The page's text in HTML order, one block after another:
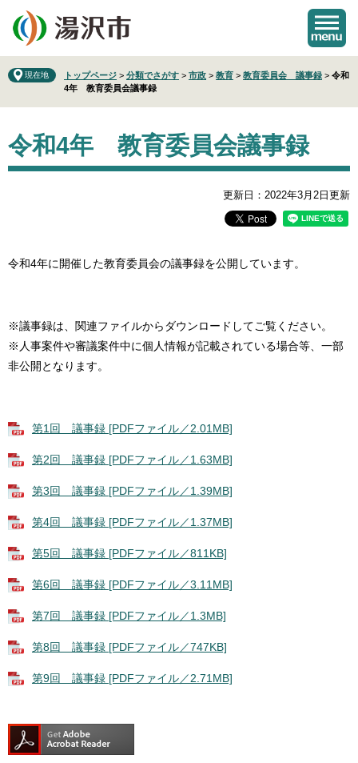
の
先
で
。
ー
を
ば
て
現在地 トップページ > 分類でさがす > 市政 > 教育 > 教育委員会 議事録 > 令和
4年 教育委員会議事録
文
令和4年 教育委員会議事録
更新日：2022年3月2日更新
令和4年に開催した教育委員会の議事録を公開しています。
※議事録は、関連ファイルからダウンロードしてご覧ください。
※人事案件や審議案件中に個人情報が記載されている場合等、一部
非公開となります。
第1回 議事録 [PDFファイル／2.01MB]
第2回 議事録 [PDFファイル／1.63MB]
第3回 議事録 [PDFファイル／1.39MB]
第4回 議事録 [PDFファイル／1.37MB]
第5回 議事録 [PDFファイル／811KB]
第6回 議事録 [PDFファイル／3.11MB]
第7回 議事録 [PDFファイル／1.3MB]
第8回 議事録 [PDFファイル／747KB]
第9回 議事録 [PDFファイル／2.71MB]